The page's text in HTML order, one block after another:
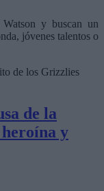
Watson y buscan un
jóvenes talentos o
de la
y